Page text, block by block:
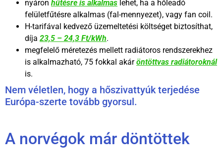
nyáron hűtésre is alkalmas lehet, ha a hőleadó
felületfűtésre alkalmas (fal-mennyezet), vagy fan coil.
H-tarifával kedvező üzemeltetési költséget biztosíthat,
díja 23,5 – 24,3 Ft/kWh.
megfelelő méretezés mellett radiátoros rendszerekhez
is alkalmazható, 75 fokkal akáröntöttvas radiátoroknál
is.
Nem véletlen, hogy a hőszivattyúk terjedése
Európa-szerte tovább gyorsul.
A norvégok már döntöttek